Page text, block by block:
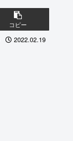
コピー
2022.02.19